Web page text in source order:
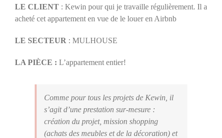
LE CLIENT : Kewin pour qui je travaille régulièrement. Il a
acheté cet appartement en vue de le louer en Airbnb
LE SECTEUR : MULHOUSE
LA PIÈCE : L’appartement entier!
Comme pour tous les projets de Kewin, il
s’agit d’une prestation sur-mesure :
création du projet, mission shopping
(achats des meubles et de la décoration) et